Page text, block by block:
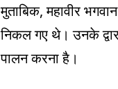
मुताबिक, महावीर
निकल गए थे। उनके
पालन करना है।